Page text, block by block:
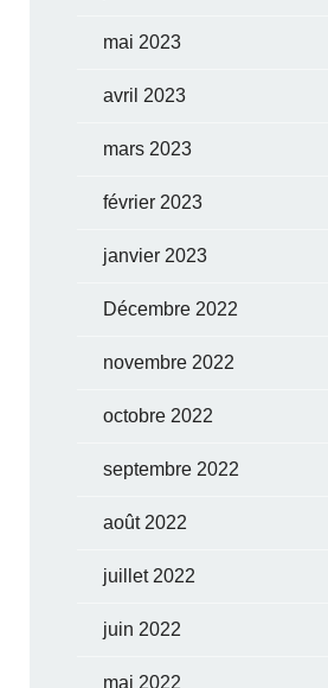
mai 2023
avril 2023
mars 2023
février 2023
janvier 2023
Décembre 2022
novembre 2022
octobre 2022
septembre 2022
août 2022
juillet 2022
juin 2022
mai 2022